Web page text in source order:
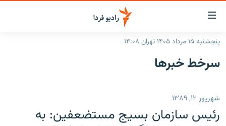
لینک‌های
قابلیت
دسترسی
بازگشت
اصلی
رفتن
ایران
رادیو
پنجشنبه ۱۵ مرداد ۱۴۰۵ تهران ۱۴:۰۸
سرخط‌ خبرها
شهریور ۱۲, ۱۳۸۹
رئيس سازمان بسيج مستضعفين: به